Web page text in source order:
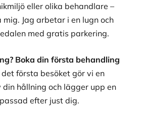
eller olika behandlare –
Jag arbetar i en lugn och
med gratis parkering.
Boka din första behandling
första besöket gör vi en
hållning och lägger upp en
efter just dig.